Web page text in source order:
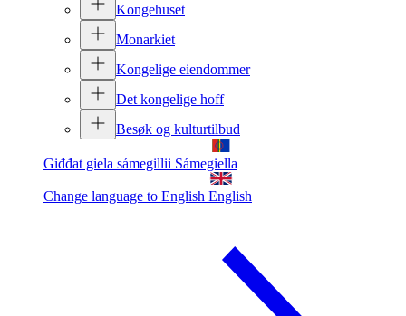
Kongehuset
Monarkiet
Kongelige eiendommer
Det kongelige hoff
Besøk og kulturtilbud
Giđđat giela sámegillii Sámegiella
Change language to English English